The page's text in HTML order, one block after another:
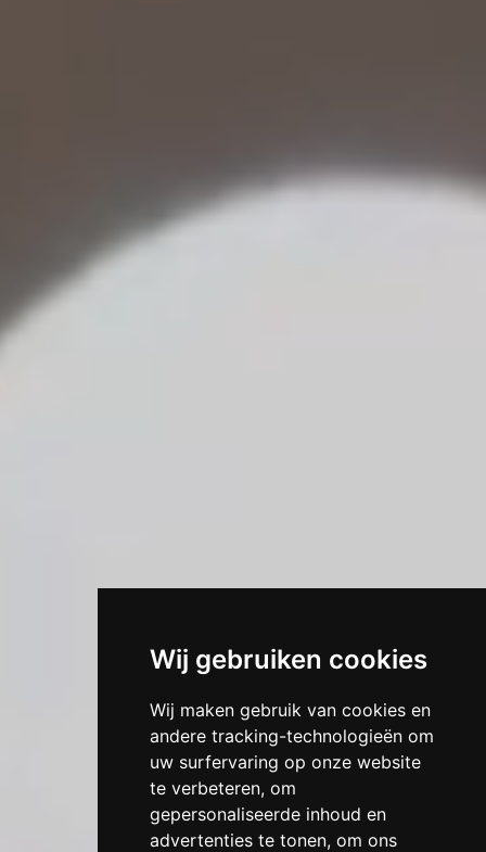
Wij gebruiken cookies
Wij maken gebruik van cookies en
andere tracking-technologieën om
uw surfervaring op onze website
te verbeteren, om
gepersonaliseerde inhoud en
advertenties te tonen, om ons